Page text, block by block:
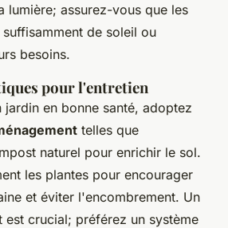
lumière; assurez-vous que les
de soleil ou
besoins.
pour l'entretien
jardin en bonne santé, adoptez
telles que
naturel pour enrichir le sol.
les plantes pour encourager
et éviter l'encombrement. Un
est crucial; préférez un système